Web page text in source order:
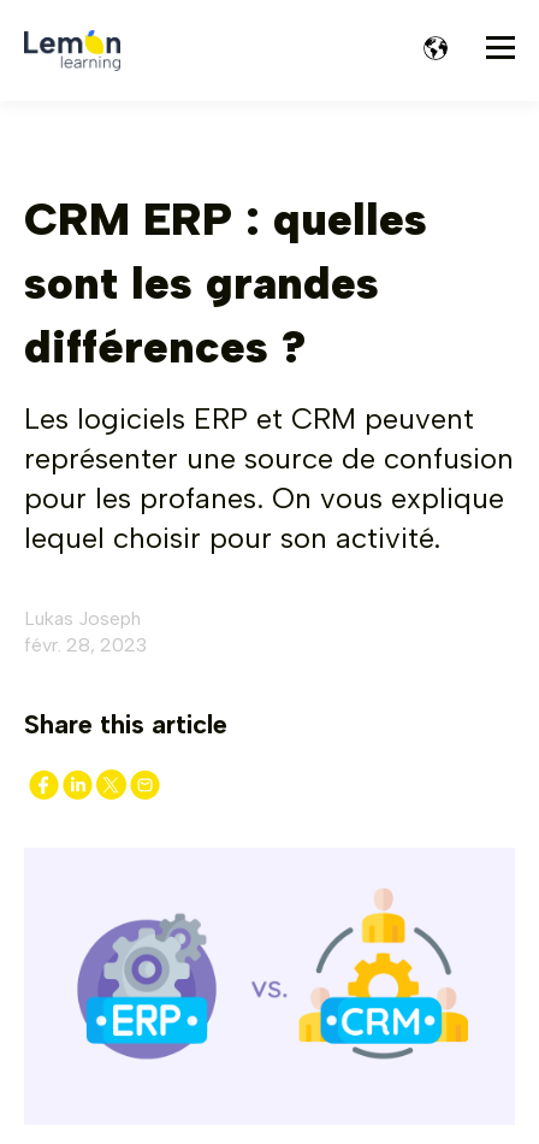
CRM ERP : quelles
sont les grandes
différences ?
Les logiciels ERP et CRM peuvent
représenter une source de confusion
pour les profanes. On vous explique
lequel choisir pour son activité.
Lukas Joseph
févr. 28, 2023
Share this article